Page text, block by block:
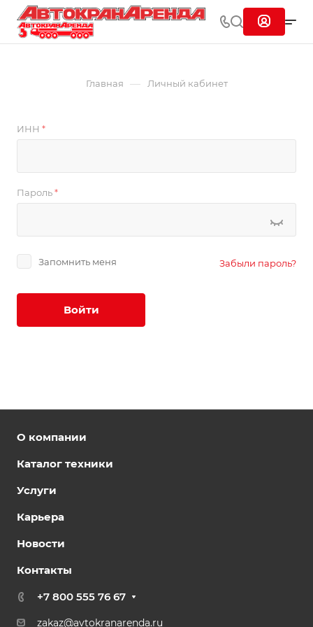
Главная — Личный кабинет
ИНН *
Пароль*
Запомнить меня Забыли пароль?
Войти
О компании
Каталог техники
Услуги
Карьера
Новости
Контакты
+7 800 555 76 67
zakaz@avtokranarenda.ru